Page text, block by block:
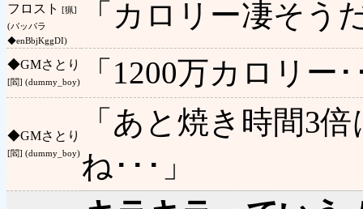
フロスト
[猟]
(バッパラ
◆enBbjKggDI)
「カロリー凄そう
◆GMさとり
[閻] (dummy_boy) 「1200万カロリー
◆GMさとり
[閻] (dummy_boy)
「あと焼き時間3
ね･･･」